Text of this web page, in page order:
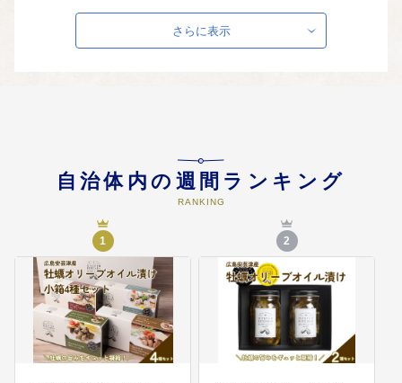
【暮らしづくり】自然と利便性が
共存する魅力的な暮らしのあるま
す。
長し活躍できるまち
乳幼児期における教育・保育の充
実や、知・徳・体のバランスの取
れた「生きる力」を育成する学校
教育の充実とともに、市民一人ひ
とりが自らの個性や能力を最大限
に発揮し生涯充実した人生を送れ
るまちを目指します。
さらに表示
自治体内の週間ランキング
RANKING
1 2